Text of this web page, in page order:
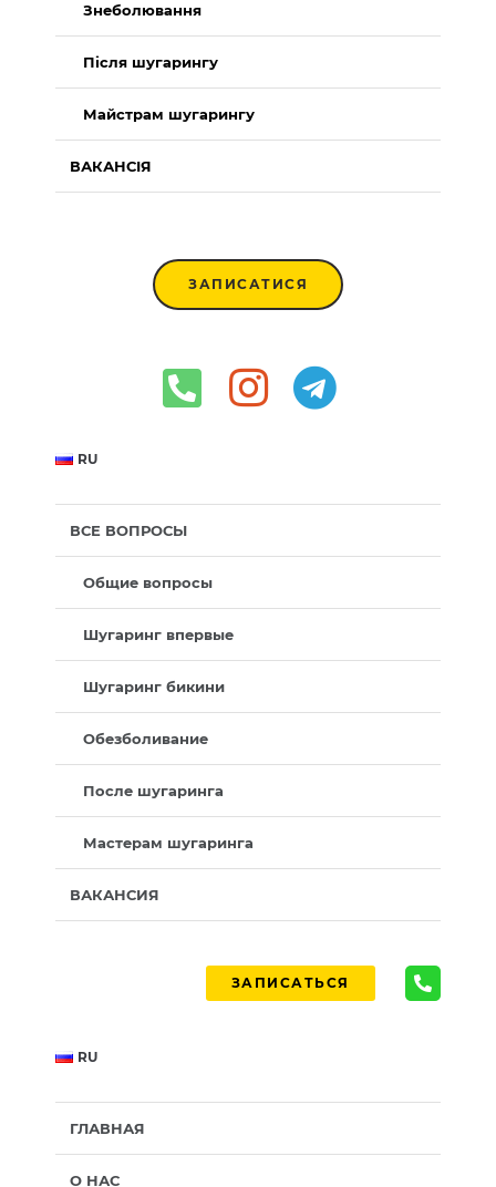
Знеболювання
Після шугарингу
Майстрам шугарингу
ВАКАНСІЯ
ЗАПИСАТИСЯ
RU
ВСЕ ВОПРОСЫ
Общие вопросы
Шугаринг впервые
Шугаринг бикини
Обезболивание
После шугаринга
Мастерам шугаринга
ВАКАНСИЯ
ЗАПИСАТЬСЯ
RU
ГЛАВНАЯ
О НАС